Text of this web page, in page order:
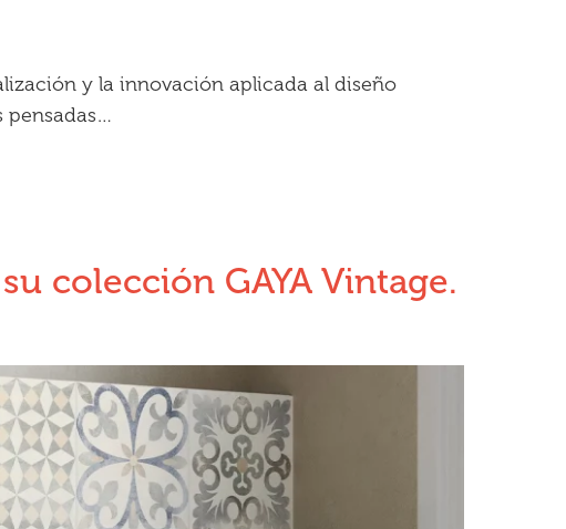
y la innovación aplicada al diseño
pensadas…
colección GAYA Vintage.